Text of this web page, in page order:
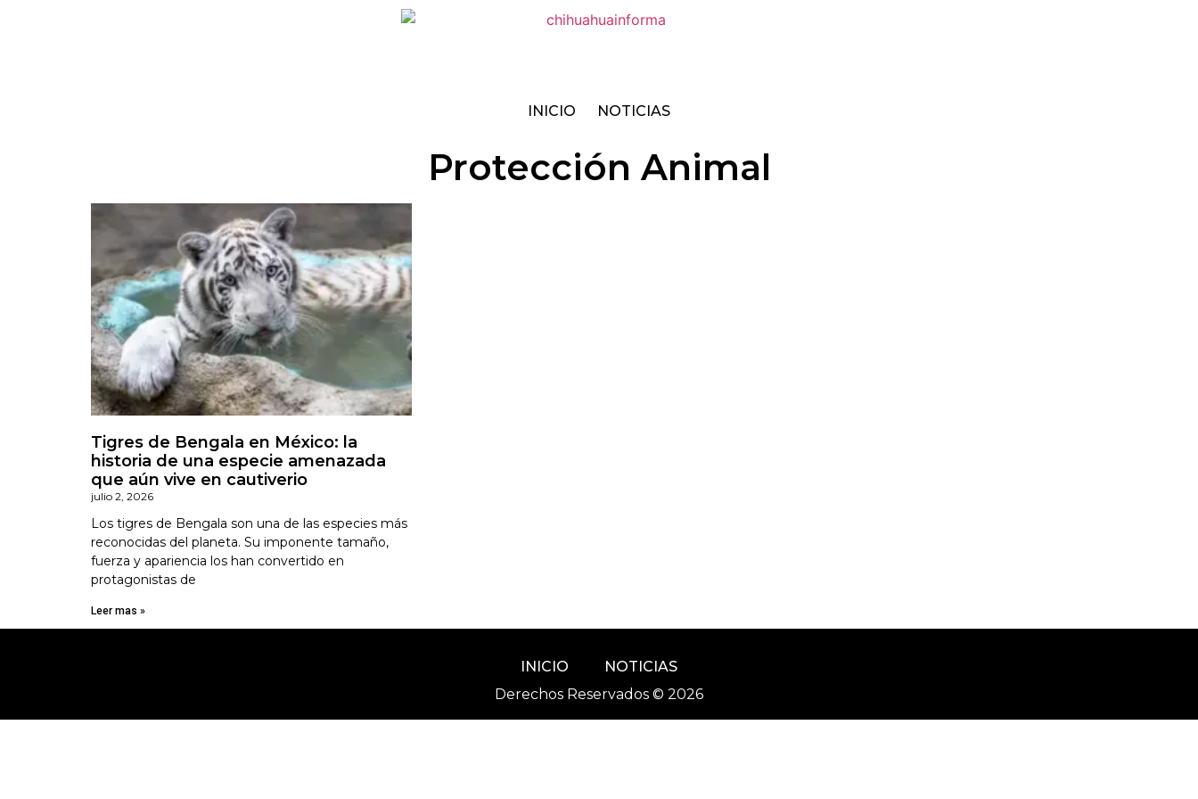
INICIO NOTICIAS
Protección Animal
Tigres de Bengala en México: la
historia de una especie amenazada
que aún vive en cautiverio
julio 2, 2026
Los tigres de Bengala son una de las especies más
reconocidas del planeta. Su imponente tamaño,
fuerza y apariencia los han convertido en
protagonistas de
Leer mas »
INICIO
NOTICIAS
Derechos Reservados © 2026